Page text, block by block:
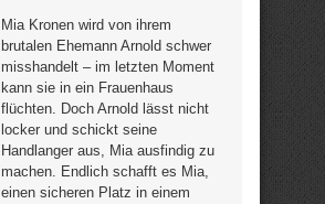
Mia Kronen wird von ihrem
brutalen Ehemann Arnold schwer
misshandelt – im letzten Moment
kann sie in ein Frauenhaus
flüchten. Doch Arnold lässt nicht
locker und schickt seine
Handlanger aus, Mia ausfindig zu
machen. Endlich schafft es Mia,
einen sicheren Platz in einem